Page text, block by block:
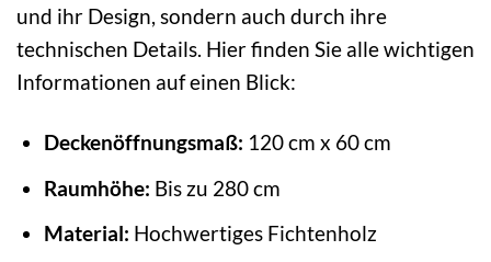
und ihr Design, sondern auch durch ihre
technischen Details. Hier finden Sie alle wichtigen
Informationen auf einen Blick:
Deckenöffnungsmaß: 120 cm x 60 cm
Raumhöhe: Bis zu 280 cm
Material: Hochwertiges Fichtenholz